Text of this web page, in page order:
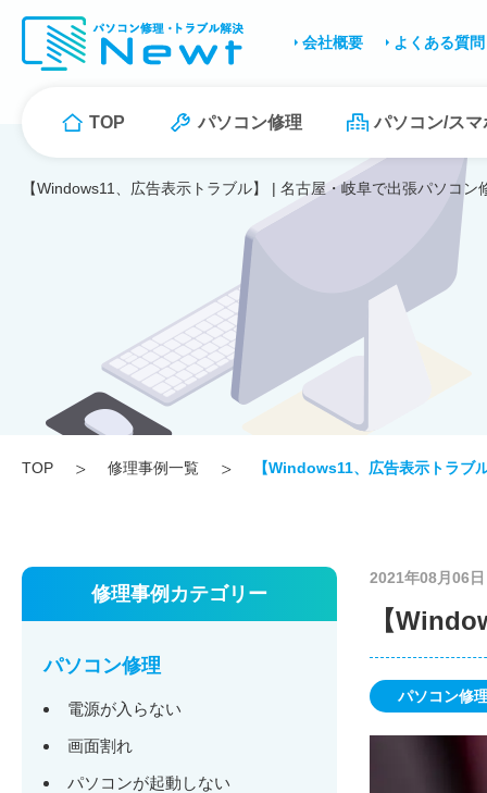
TOP パソコン修理 パソコン/ス
会社概要 よくある質問
【Windows11、広告表示トラブル】 | 名古屋・岐阜で出張パソコン
TOP 修理事例一覧 【Windows11、広告表示トラブ
修理事例カテゴリー
パソコン修理
電源が入らない
画面割れ
パソコンが起動しない
【
2021年08月06日
パソコン修